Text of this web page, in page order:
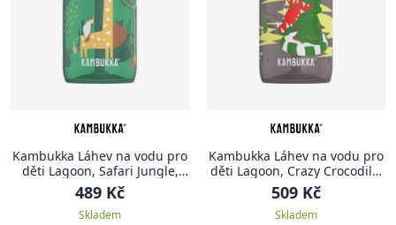
Kambukka Láhev na vodu pro
děti Lagoon, Safari Jungle,
400 ml
489 Kč
Skladem
Kambukka Láhev na vodu pro
děti Lagoon, Crazy Crocodile,
400 ml
509 Kč
Skladem